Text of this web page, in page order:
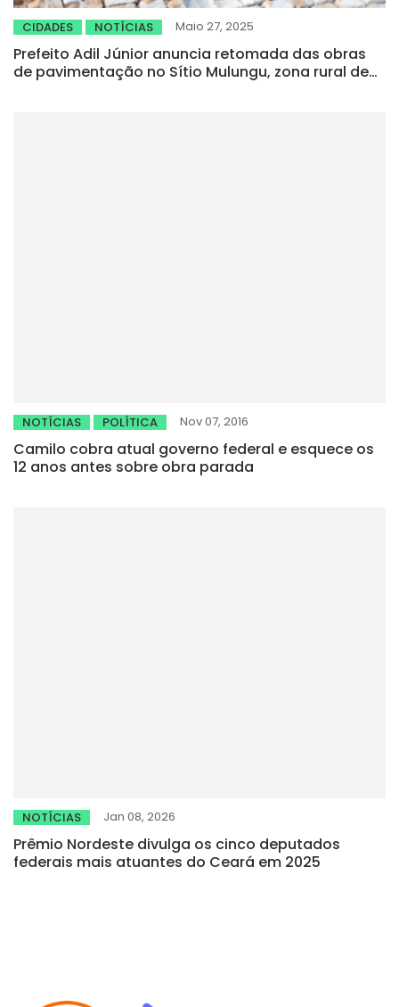
CIDADES NOTÍCIAS Maio 27, 2025
Prefeito Adil Júnior anuncia retomada das obras
de pavimentação no Sítio Mulungu, zona rural de
NOTÍCIAS POLÍTICA Nov 07, 2016
Camilo cobra atual governo federal e esquece os
12 anos antes sobre obra parada
NOTÍCIAS Jan 08, 2026
Prêmio Nordeste divulga os cinco deputados
federais mais atuantes do Ceará em 2025